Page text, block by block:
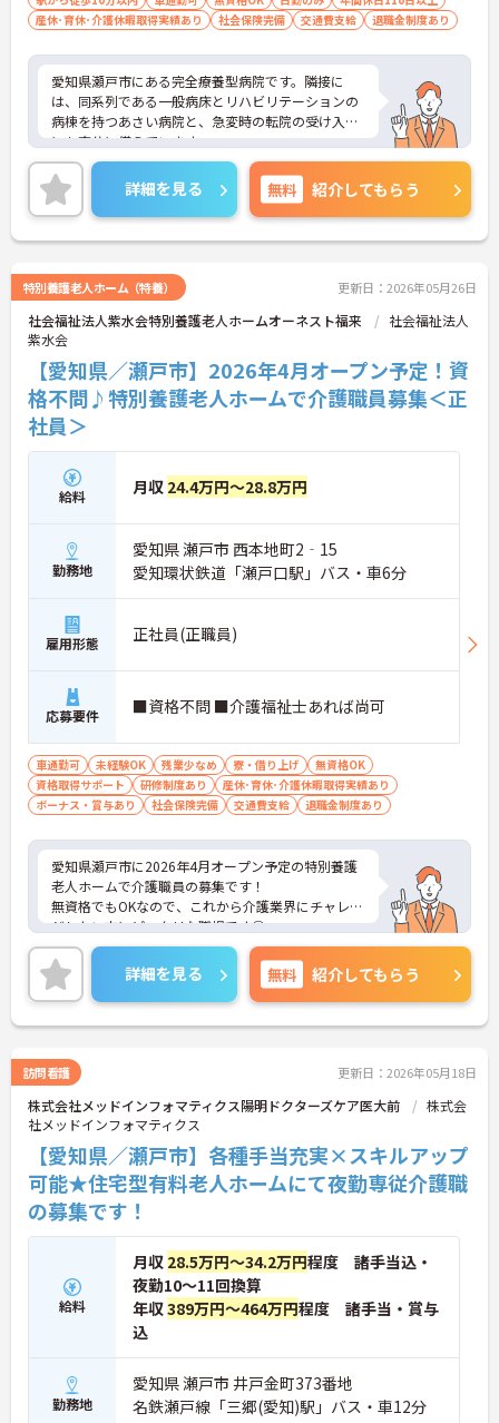
産休･育休･介護休暇取得実績あり
社会保険完備 交通費支給 退職金制度あり
愛知県瀬戸市にある完全療養型病院です。隣接に
は、同系列である一般病床とリハビリテーションの
病棟を持つあさい病院と、急変時の転院の受け入れ
にも充分に備えています。
また、最寄り駅から徒歩5分と好立地ですし、駐車
場の用意もあり、マイカーでの通勤も可能なので通
勤も大変便利です。
年間休日110日以上であったり、手当や福利厚生が
充実している点も魅力です。仕事に対するモチベー
ご興味をお持ちの方には、詳細の情報や面接のポイ
ントをお伝えしますのでお気軽にお問い合わせくだ
さい。
詳細を見る 無料 紹介してもらう
特別養護老人ホーム（特養） 更新日：2026年05月26日
社会福祉法人紫水会特別養護老人ホームオーネスト福来
社会福祉法人
紫水会
【愛知県／瀬戸市】2026年4月オープン予定！資
格不問♪特別養護老人ホームで介護職員募集＜正
社員＞
給料 月収 24.4万円～28.8万円
勤務地
愛知県 瀬戸市 西本地町2‐15
愛知環状鉄道「瀬戸口駅」バス・車6分
雇用形態 正社員(正職員)
応募要件 ■資格不問 ■介護福祉士あれば尚可
車通勤可 未経験OK 残業少なめ 寮・借り上げ
無資格OK
資格取得サポート
研修制度あり
産休･育休･介護休暇取得実績あり
ボーナス・賞与あり
社会保険完備 交通費支給 退職金制度あり
愛知県瀬戸市に2026年4月オープン予定の特別養護
老人ホームで介護職員の募集です！
無資格でもOKなので、これから介護業界にチャレン
ジしたい方にピッタリな職場です◎
また、昇給と賞与もあるので、あなたの頑張りがし
っかり評価され、やりがいを持ってお仕事ができま
す♪
ご興味ある方は面接ポイントをお伝えしますので、
お気軽にご連絡ください。
詳細を見る 無料 紹介してもらう
訪問看護 更新日：2026年05月18日
株式会社メッドインフォマティクス陽明ドクターズケア医大前
株式会
社メッドインフォマティクス
【愛知県／瀬戸市】各種手当充実×スキルアップ
可能★住宅型有料老人ホームにて夜勤専従介護職
の募集です！
給料
月収 28.5万円～34.2万円程度 諸手当込・
夜勤10～11回換算
年収389万円～464万円程度 諸手当・賞与
込
勤務地
愛知県 瀬戸市 井戸金町373番地
名鉄瀬戸線「三郷(愛知)駅」バス・車12分